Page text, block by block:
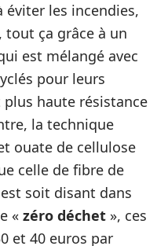
éviter les incendies,
tout ça grâce à un
est mélangé avec
pour leurs
haute résistance
la technique
ouate de cellulose
celle de fibre de
soit disant dans
« zéro déchet », ces
et 40 euros par